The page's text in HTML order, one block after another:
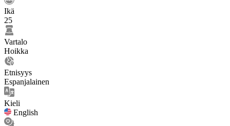
Ikä
25
Vartalo
Hoikka
Etnisyys
Espanjalainen
Kieli
English